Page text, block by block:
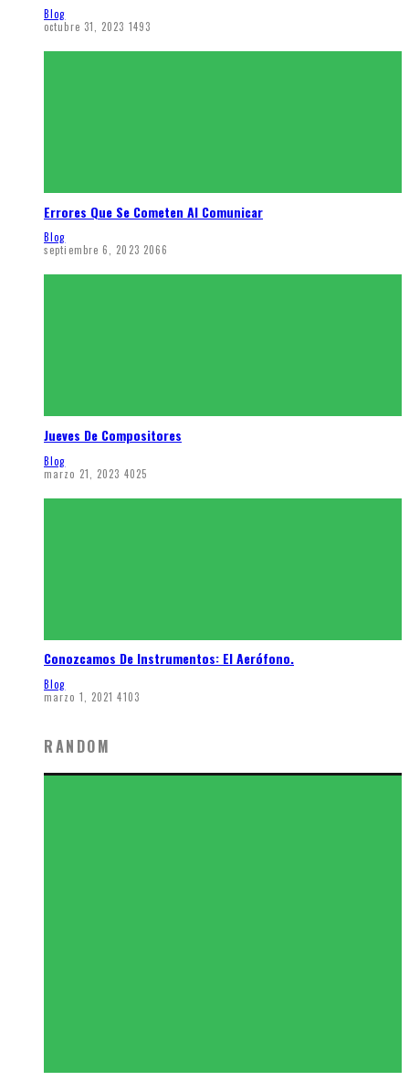
Blog
octubre 31, 2023 1493
Errores Que Se Cometen Al Comunicar
Blog
septiembre 6, 2023 2066
Jueves De Compositores
Blog
marzo 21, 2023 4025
Conozcamos De Instrumentos: El Aerófono.
Blog
marzo 1, 2021 4103
RANDOM